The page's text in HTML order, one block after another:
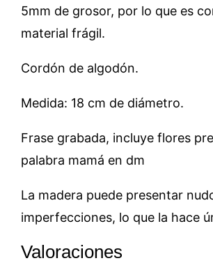
5mm de grosor, por lo que es
material frágil.
Cordón de algodón.
Medida: 18 cm de diámetro.
Frase grabada, incluye flores
palabra mamá en dm
La madera puede presentar
imperfecciones, lo que la hace
Valoraciones